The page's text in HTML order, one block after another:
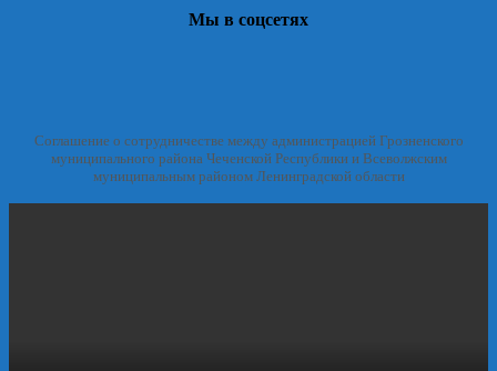
Мы в соцсетях
Соглашение о сотрудничестве между администрацией Грозненского
муниципального района Чеченской Республики и Всеволжским
муниципальным районом Ленинградской области